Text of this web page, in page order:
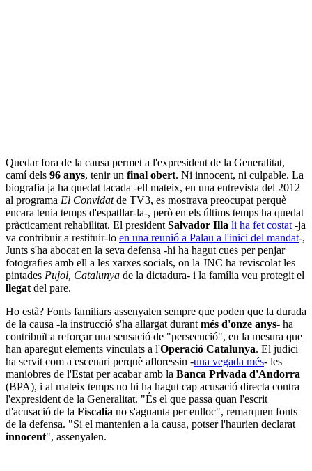
Quedar fora de la causa permet a l'expresident de la Generalitat,
camí dels 96 anys, tenir un final obert. Ni innocent, ni culpable. La
biografia ja ha quedat tacada -ell mateix, en una entrevista del 2012
al programa El Convidatde TV3, es mostrava preocupat perquè
encara tenia temps d'espatllar-la-, però en els últims temps ha quedat
pràcticament rehabilitat. El president Salvador Illa li ha fet costat -ja
va contribuir a restituir-lo en una reunió a Palau a l'inici del mandat-,
Junts s'ha abocat en la seva defensa -hi ha hagut cues per penjar
fotografies amb ell a les xarxes socials, on la JNC ha reviscolat les
pintades Pujol, Catalunya de la dictadura- i la família veu protegit el
llegat del pare.
Ho està? Fonts familiars assenyalen sempre que poden que la durada
de la causa -la instrucció s'ha allargat durant més d'onze anys- ha
contribuït a reforçar una sensació de "persecució", en la mesura que
han aparegut elements vinculats a l'Operació Catalunya. El judici
ha servit com a escenari perquè afloressin -una vegada més- les
maniobres de l'Estat per acabar amb la Banca Privada d'Andorra
(BPA), i al mateix temps no hi ha hagut cap acusació directa contra
l'expresident de la Generalitat. "És el que passa quan l'escrit
d'acusació de la Fiscalia no s'aguanta per enlloc", remarquen fonts
de la defensa. "Si el mantenien a la causa, potser l'haurien declarat
innocent", assenyalen.